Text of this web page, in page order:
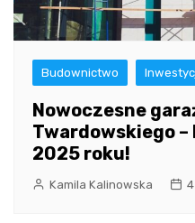
Budownictwo
Nowoczesne
Twardowskiego
2025 roku!
Kamila Kalinowska